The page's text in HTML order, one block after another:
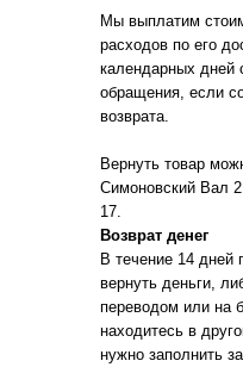
Мы выплатим
расходов по его
календарных дней
обращения, если
возврата.
Вернуть товар
Симоновский Вал
17.
Возврат денег
В течение 14 дней
вернуть деньги,
переводом или на
находитесь в
нужно заполнить